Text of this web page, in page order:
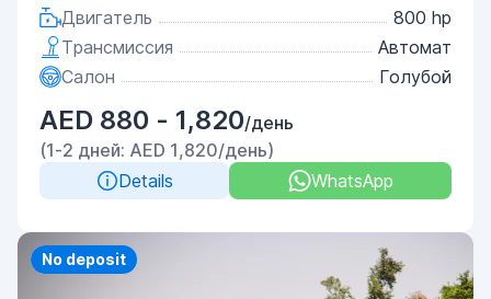
Двигатель
800 hp
Трансмиссия
Автомат
Салон
Голубой
AED 880 - 1,820/день
(1-2 дней: AED 1,820/день)
Details
WhatsApp
Priority
No deposit